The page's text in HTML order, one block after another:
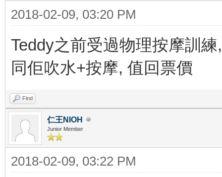
2018-02-09, 03:20 PM
Teddy之前受過物理按摩訓
同佢吹水+按摩, 值回票價
Find
仁王NIOH
Junior Member
2018-02-09, 03:22 PM